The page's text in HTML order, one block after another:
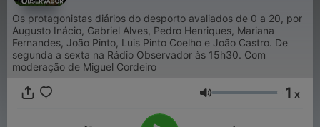
Os protagonistas diários do desporto avaliados de 0 a 20, por
Augusto Inácio, Gabriel Alves, Pedro Henriques, Mariana
Fernandes, João Pinto, Luis Pinto Coelho e João Castro. De
segunda a sexta na Rádio Observador às 15h30. Com
moderação de Miguel Cordeiro
Volumen 1 x